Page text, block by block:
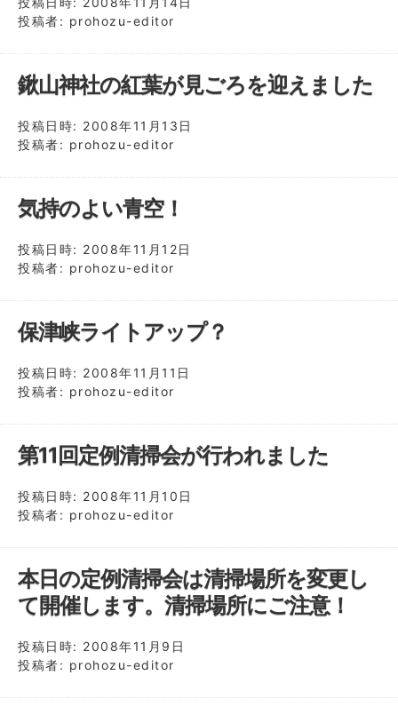
投稿者: prohozu-editor
鍬山神社の紅葉が見ごろを迎えました
投稿日時: 2008年11月13日
投稿者: prohozu-editor
気持のよい青空！
投稿日時: 2008年11月12日
投稿者: prohozu-editor
保津峡ライトアップ？
投稿日時: 2008年11月11日
投稿者: prohozu-editor
第11回定例清掃会が行われました
投稿日時: 2008年11月10日
投稿者: prohozu-editor
本日の定例清掃会は清掃場所を変更し
て開催します。清掃場所にご注意！
投稿日時: 2008年11月9日
投稿者: prohozu-editor